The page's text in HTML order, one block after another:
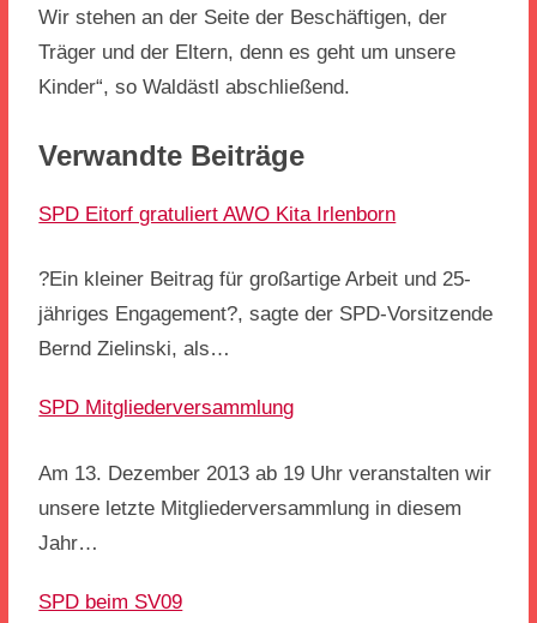
Wir stehen an der Seite der Beschäftigen, der
Träger und der Eltern, denn es geht um unsere
Kinder“, so Waldästl abschließend.
Verwandte Beiträge
SPD Eitorf gratuliert AWO Kita Irlenborn
?Ein kleiner Beitrag für großartige Arbeit und 25-
jähriges Engagement?, sagte der SPD-Vorsitzende
Bernd Zielinski, als…
SPD Mitgliederversammlung
Am 13. Dezember 2013 ab 19 Uhr veranstalten wir
unsere letzte Mitgliederversammlung in diesem
Jahr…
SPD beim SV09